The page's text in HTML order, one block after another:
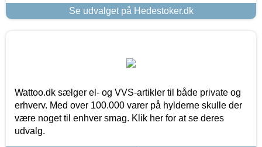
Se udvalget på Hedestoker.dk
Wattoo.dk sælger el- og VVS-artikler til både private og
erhverv. Med over 100.000 varer på hylderne skulle der
være noget til enhver smag. Klik her for at se deres
udvalg.